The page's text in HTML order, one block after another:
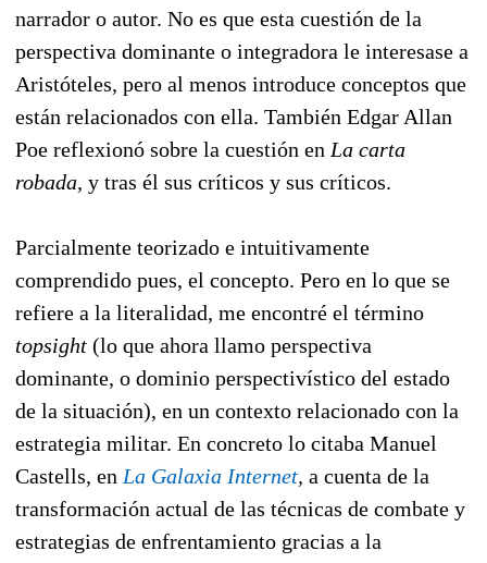
narrador o autor. No es que esta cuestión de la
perspectiva dominante o integradora le interesase a
Aristóteles, pero al menos introduce conceptos que
están relacionados con ella. También Edgar Allan
Poe reflexionó sobre la cuestión en La carta
robada, y tras él sus críticos y sus críticos.
Parcialmente teorizado e intuitivamente
comprendido pues, el concepto. Pero en lo que se
refiere a la literalidad, me encontré el término
topsight (lo que ahora llamo perspectiva
dominante, o dominio perspectivístico del estado
de la situación), en un contexto relacionado con la
estrategia militar. En concreto lo citaba Manuel
Castells, en La Galaxia Internet, a cuenta de la
transformación actual de las técnicas de combate y
estrategias de enfrentamiento gracias a la